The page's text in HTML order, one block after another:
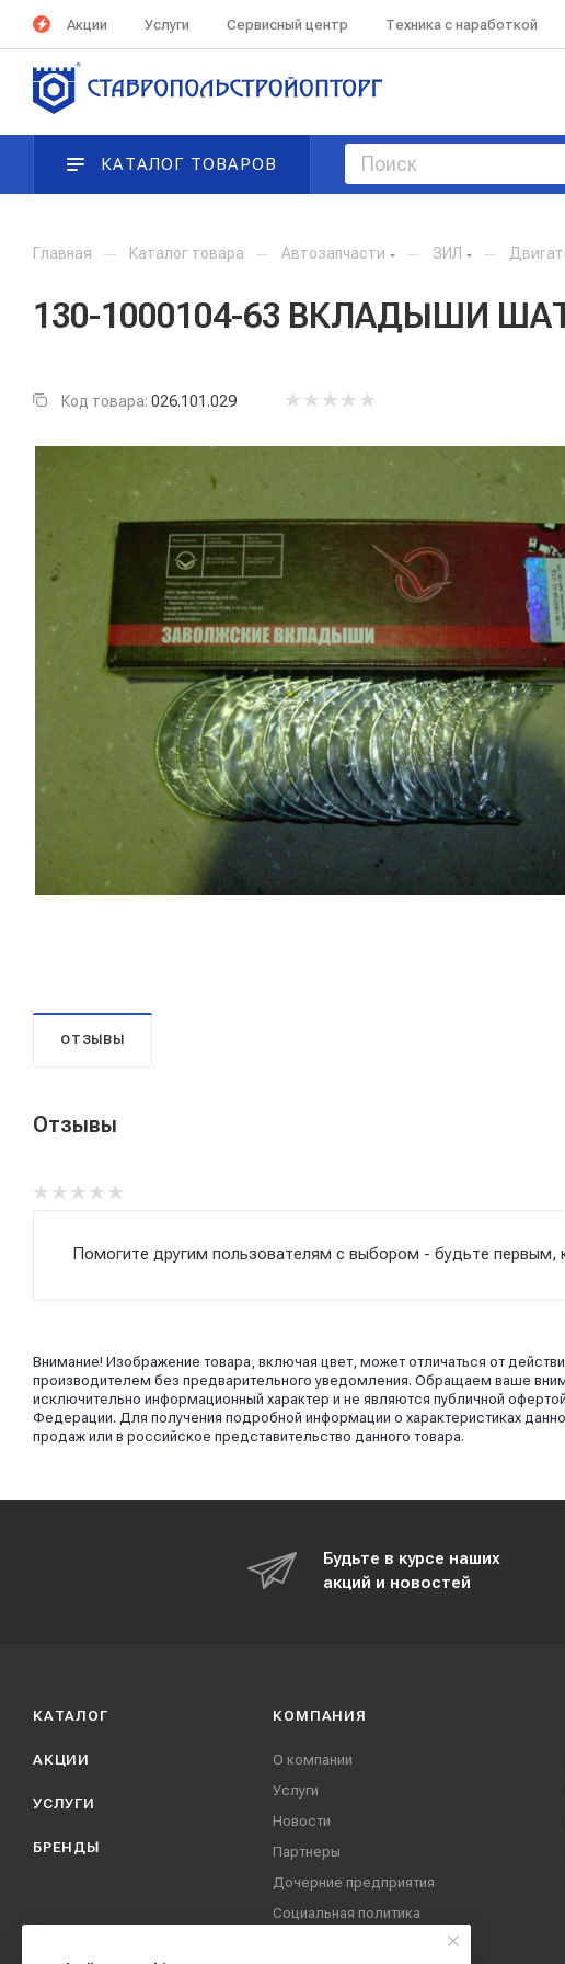
Акции Услуги Сервисный центр Техника с наработкой
КАТАЛОГ ТОВАРОВ
Главная — Каталог товара — Автозапчасти — ЗИЛ —
130-1000104-63 ВКЛАДЫШИ
Код товара: 026.101.029
ОТЗЫВЫ
Отзывы
Помогите другим пользователям с выбором - будьте
Внимание! Изображение товара, включая цвет, может отличаться от
производителем без предварительного уведомления. Обращаем ваше
исключительно информационный характер и не являются публичной
Федерации. Для получения подробной информации о характеристиках
продаж или в российское представительство данного товара.
Будьте в курсе наших
акций и новостей
КАТАЛОГ
АКЦИИ
УСЛУГИ
БРЕНДЫ
КОМПАНИЯ
О компании
Услуги
Новости
Партнеры
Дочерние предприятия
Социальная политика